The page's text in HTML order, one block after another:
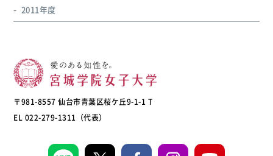
2011年度
〒981-8557 仙台市青葉区桜ケ丘9-1-1 T
EL 022-279-1311（代表）